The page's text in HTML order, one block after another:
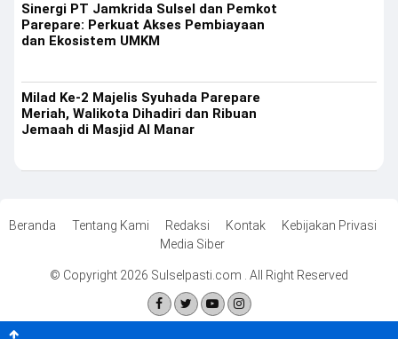
Sinergi PT Jamkrida Sulsel dan Pemkot
Parepare: Perkuat Akses Pembiayaan
dan Ekosistem UMKM
Milad Ke-2 Majelis Syuhada Parepare
Meriah, Walikota Dihadiri dan Ribuan
Jemaah di Masjid Al Manar
Beranda Tentang Kami Redaksi Kontak
Kebijakan Privasi
Media Siber
© Copyright 2026 Sulselpasti.com . All Right Reserved